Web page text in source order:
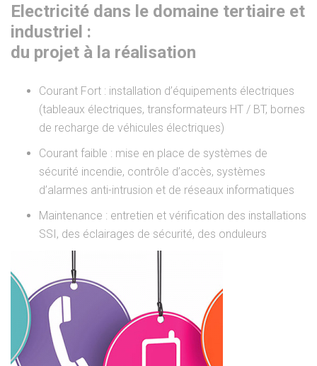
Electricité dans le domaine tertiaire et
industriel :
du projet à la réalisation
Courant Fort : installation d’équipements électriques
(tableaux électriques, transformateurs HT / BT, bornes
de recharge de véhicules électriques)
Courant faible : mise en place de systèmes de
sécurité incendie, contrôle d’accès, systèmes
d’alarmes anti-intrusion et de réseaux informatiques
Maintenance : entretien et vérification des installations
SSI, des éclairages de sécurité, des onduleurs